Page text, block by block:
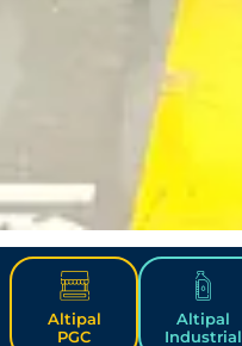
Altipal
PGC
Altipal
Industrial